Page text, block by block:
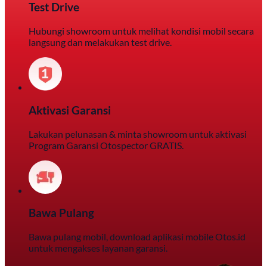
Test Drive
Hubungi showroom untuk melihat kondisi mobil secara
langsung dan melakukan test drive.
Aktivasi Garansi
Lakukan pelunasan & minta showroom untuk aktivasi
Program Garansi Otospector GRATIS.
Bawa Pulang
Bawa pulang mobil, download aplikasi mobile Otos.id
untuk mengakses layanan garansi.